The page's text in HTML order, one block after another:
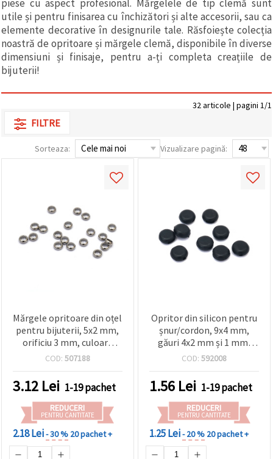
și, cu
acordul
dumneavoastră,
pentru a
analiza
traficul și a
afișa
conținut și
mai
ajutorul
partenerilor
analiză și
marketing.
urile făcând
clic pe
"acceptati
un tip de
cookie -uri
dat și
făcând clic
Аcceptati
toate!
Setări
piese cu aspect profesional. Mărgelele de tip clemă sunt
utile și pentru finisarea cu închizători și alte accesorii, sau ca
elemente decorative în designurile tale. Răsfoiește colecția
noastră de opritoare și mărgele clemă, disponibile în diverse
dimensiuni și finisaje, pentru a-ți completa creațiile de
bijuterii!
32 articole | pagini 1/1
FILTRE
Sorteaza: Vizualizare pagină:
Mărgele opritoare din oțel
pentru bijuterii, 5x2 mm,
orificiu 3 mm, culoare
argintie – set 20 buc.
COD: 507188
3.12 Lei 1-19 pachet
REDUCERI
PENTRU CANTITATE
2.18 Lei- 30 % 20 pachet +
Opritor din silicon pentru
șnur/cordon, 9x4 mm,
găuri 4x2 mm și 1 mm,
negru - set 20 bucăți
COD: 592008
1.56 Lei 1-19 pachet
REDUCERI
PENTRU CANTITATE
1.25 Lei- 20 % 20 pachet +